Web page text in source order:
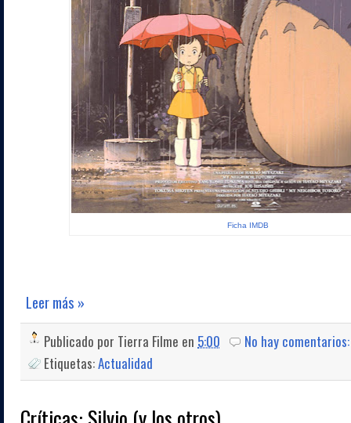
Ficha IMDB
Leer más »
Publicado por Tierra Filme en 5:00
No hay
Etiquetas:Actualidad